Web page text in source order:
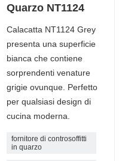
Quarzo NT1124
Calacatta NT1124 Grey
presenta una superficie
bianca che contiene
sorprendenti venature
grigie ovunque. Perfetto
per qualsiasi design di
cucina moderna.
fornitore di controsoffitti
in quarzo